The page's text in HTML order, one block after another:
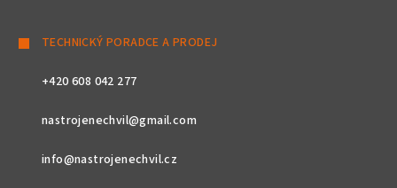
TECHNICKÝ PORADCE A PRODEJ
+420 608 042 277
nastrojenechvil@gmail.com
info@nastrojenechvil.cz